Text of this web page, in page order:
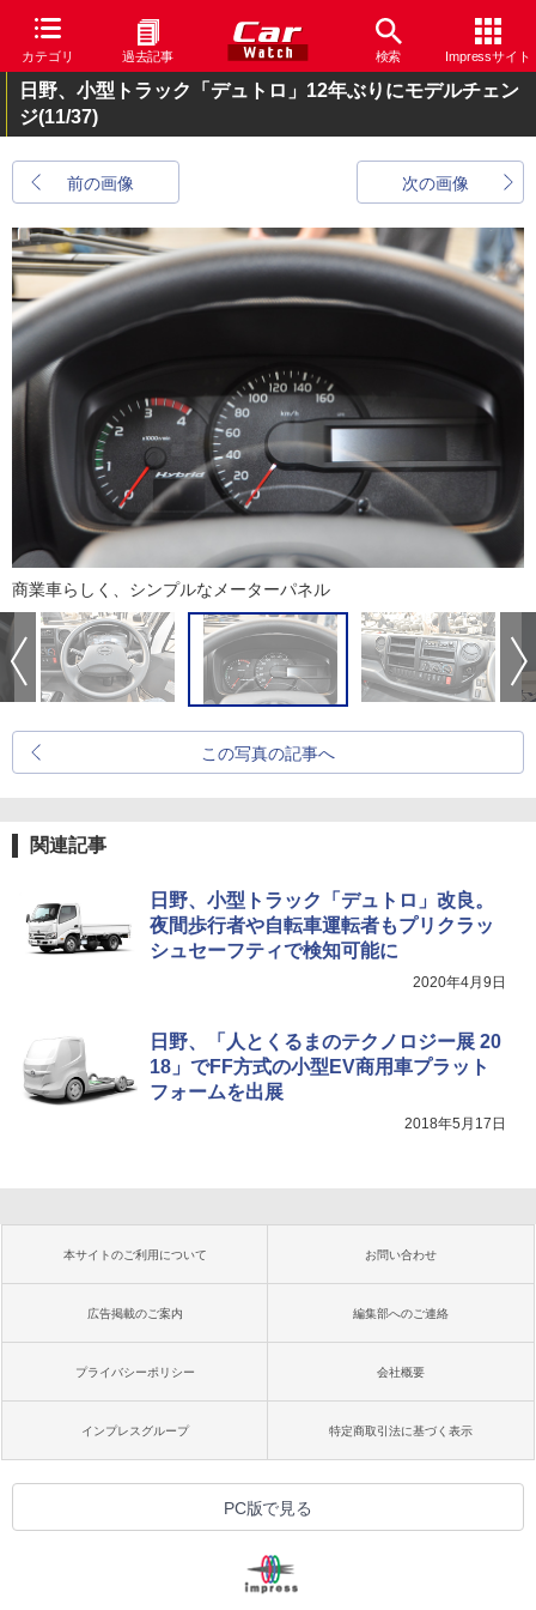
カテゴリ 過去記事 検索 Impressサイト
日野、小型トラック「デュトロ」12年ぶりにモデルチェン
ジ(11/37)
前の画像 次の画像
商業車らしく、シンプルなメーターパネル
この写真の記事へ
関連記事
日野、小型トラック「デュトロ」改良。
夜間歩行者や自転車運転者もプリクラッ
シュセーフティで検知可能に
2020年4月9日
日野、「人とくるまのテクノロジー展 20
18」でFF方式の小型EV商用車プラット
フォームを出展
2018年5月17日
本サイトのご利用について お問い合わせ
広告掲載のご案内 編集部へのご連絡
プライバシーポリシー 会社概要
インプレスグループ 特定商取引法に基づく表示
PC版で見る